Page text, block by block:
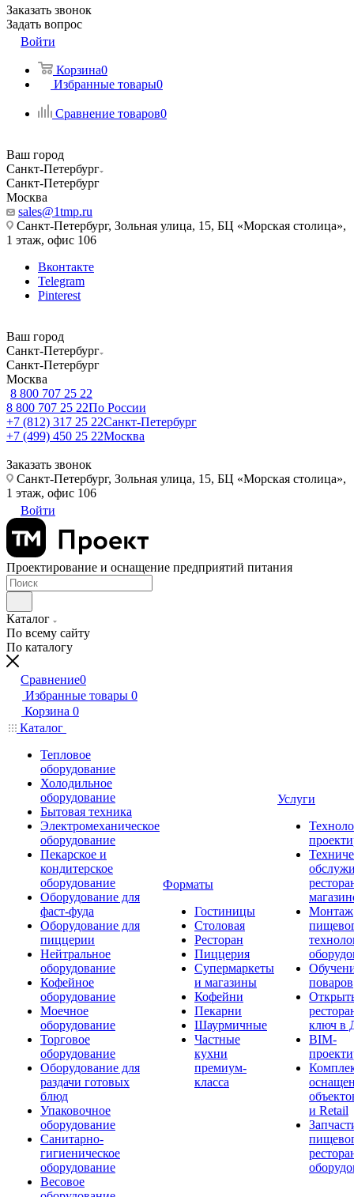
Заказать звонок
Задать вопрос
Войти
Корзина0
Избранные товары0
Сравнение товаров0
Ваш город
Санкт-Петербург
Санкт-Петербург
Москва
sales@1tmp.ru
Санкт-Петербург, Зольная улица, 15, БЦ «Морская столица»,
1 этаж, офис 106
Вконтакте
Telegram
Pinterest
Ваш город
Санкт-Петербург
Санкт-Петербург
Москва
8 800 707 25 22
8 800 707 25 22По России
+7 (812) 317 25 22Санкт-Петербург
+7 (499) 450 25 22Москва
Заказать звонок
Санкт-Петербург, Зольная улица, 15, БЦ «Морская столица»,
1 этаж, офис 106
Войти
Проектирование и оснащение предприятий питания
Каталог
По всему сайту
По каталогу
Сравнение0
Избранные товары 0
Корзина 0
Каталог
Тепловое
оборудование
Холодильное
оборудование
Бытовая техника
Электромеханическое
оборудование
Пекарское и
кондитерское
оборудование
Оборудование для
фаст-фуда
Оборудование для
пиццерии
Нейтральное
оборудование
Кофейное
оборудование
Моечное
оборудование
Торговое
оборудование
Оборудование для
раздачи готовых
блюд
Упаковочное
оборудование
Санитарно-
гигиеническое
оборудование
Весовое
Форматы
Гостиницы
Столовая
Ресторан
Пиццерия
Супермаркеты
и магазины
Кофейни
Пекарни
Шаурмичные
Частные
кухни
премиум-
класса
Услуги
Монтаж
поваров
ключ в
BIM-
и Retail